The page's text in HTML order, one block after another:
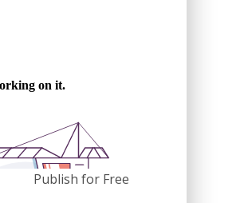
Publish for Free